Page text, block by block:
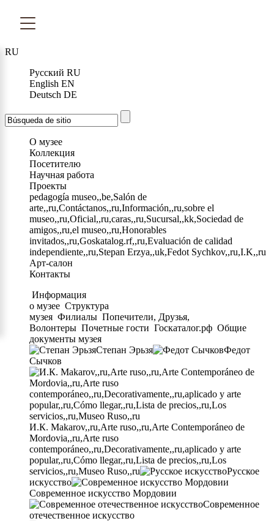
RU
Русский RU
English EN
Deutsch DE
О музее
Коллекция
Посетителю
Научная работа
Проекты
pedagogía museo,,be,Salón de
arte,,ru,Contáctanos,,ru,Información,,ru,sobre el
museo,,ru,Oficial,,ru,caras,,ru,Sucursal,,kk,Sociedad de
amigos,,ru,el museo,,ru,Honorables
invitados,,ru,Goskatalog.rf,,ru,Evaluación de calidad
independiente,,ru,Stepan Erzya,,uk,Fedot Sychkov,,ru,I.K,,ru
Арт-салон
Контакты
Информация
о музее Структура
музея Филиалы Попечители, Друзья,
Волонтеры Почетные гости Госкаталог.рф Общие
документы музея
Степан Эрьзя
Федот
Сычков
И.К. Makarov,,ru,Arte ruso,,ru,Arte Contemporáneo de
Mordovia,,ru,Arte ruso
contemporáneo,,ru,Decorativamente,,ru,aplicado y arte
popular,,ru,Cómo llegar,,ru,Lista de precios,,ru,Los
servicios,,ru,Museo Ruso,,ru
Русское
искусство
Современное искусство Мордовии
Современное
отечественное искусство